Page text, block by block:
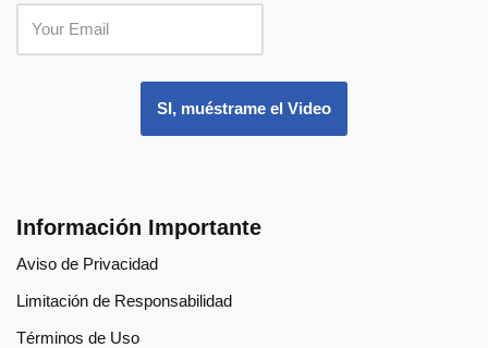
SI, muéstrame el Video
Información Importante
Aviso de Privacidad
Limitación de Responsabilidad
Términos de Uso